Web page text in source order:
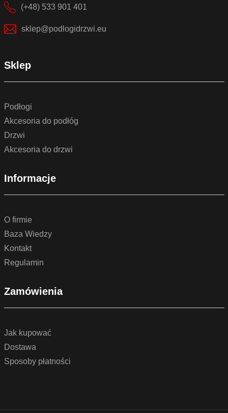
(+48) 533 901 401
sklep@podlogidrzwi.eu
Sklep
Podłogi
Akcesoria do podłóg
Drzwi
Akcesoria do drzwi
Informacje
O firmie
Baza Wiedzy
Kontakt
Regulamin
Zamówienia
Jak kupować
Dostawa
Sposoby płatności